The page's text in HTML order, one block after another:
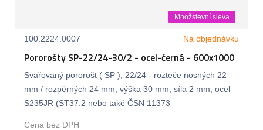
Množstevní sleva
100.2224.0007 Na objednávku
Pororošty SP-22/24-30/2 - ocel-černá - 600x1000
Svařovaný pororošt ( SP ), 22/24 - rozteče nosných 22
mm / rozpěrných 24 mm, výška 30 mm, síla 2 mm, ocel
S235JR (ST37.2 nebo také ČSN 11373
Cena bez DPH